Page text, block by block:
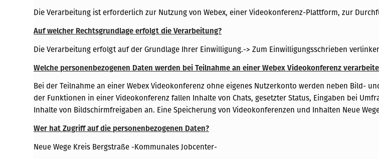
Die Verarbeitung ist erforderlich zur Nutzung von Webex, einer Videokonferenz-Plattform, zur
Auf welcher Rechtsgrundlage erfolgt die Verarbeitung?
Die Verarbeitung erfolgt auf der Grundlage Ihrer Einwilligung.-> Zum Einwilligungsschrieben
Welche personenbezogenen Daten werden bei Teilnahme an einer Webex Videokonferenz
Bei der Teilnahme an einer Webex Videokonferenz ohne eigenes Nutzerkonto werden neben Bild-
der Funktionen in einer Videokonferenz fallen Inhalte von Chats, gesetzter Status, Eingaben bei
Inhalte von Bildschirmfreigaben an. Eine Speicherung von Videokonferenzen und Inhalten Neue
Wer hat Zugriff auf die personenbezogenen Daten?
Neue Wege Kreis Bergstraße -Kommunales Jobcenter-